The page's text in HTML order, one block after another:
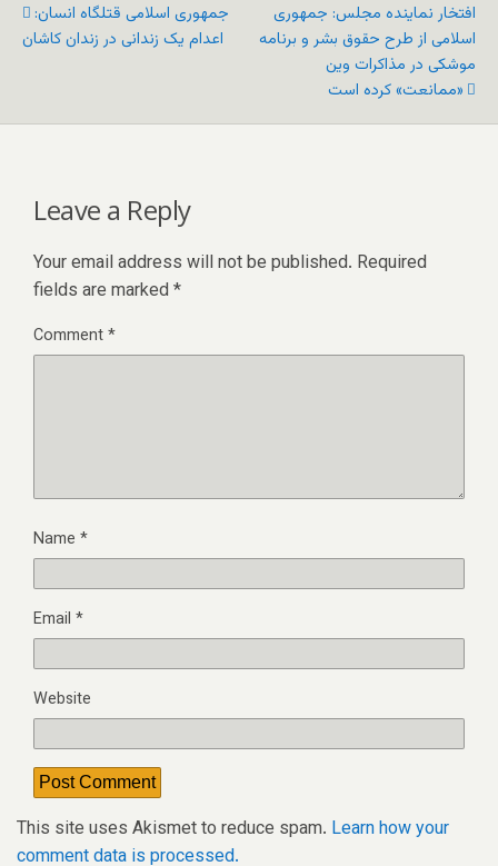
جمهوری اسلامی قتلگاه انسان:
اعدام یک زندانی در زندان کاشان
افتخار نماینده مجلس: جمهوری
اسلامی از طرح حقوق بشر و برنامه
موشکی در مذاکرات وین
«ممانعت» کرده است
Leave a Reply
Your email address will not be published. Required
fields are marked *
Comment*
Name *
Email *
Website
This site uses Akismet to reduce spam. Learn how your
comment data is processed.